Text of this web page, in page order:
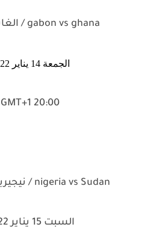
gabon vs ghana / الغابون - غانا
الجمعة 14 يناير 2022
20:00 GMT+1
nigeria vs Sudan / نيجيريا - السودان
السبت 15 يناير 2022